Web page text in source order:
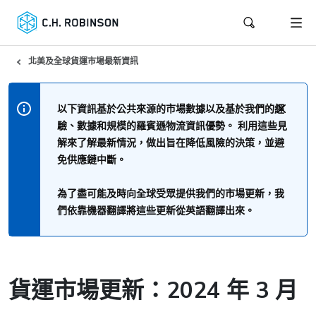
北美及全球貨運市場最新資訊
以下資訊基於公共來源的市場數據以及基於我們的經
驗、數據和規模的羅賓遜物流資訊優勢。 利用這些見
解來了解最新情況，做出旨在降低風險的決策，並避
免供應鏈中斷。
為了盡可能及時向全球受眾提供我們的市場更新，我
們依靠機器翻譯將這些更新從英語翻譯出來。
貨運市場更新：2024 年 3 月